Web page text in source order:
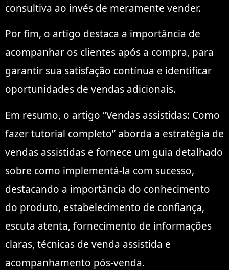
consultiva ao invés de meramente vender.
Por fim, o artigo destaca a importância de
acompanhar os clientes após a compra, para
garantir sua satisfação contínua e identificar
oportunidades de vendas adicionais.
Em resumo, o artigo “Vendas assistidas: Como
fazer tutorial completo” aborda a estratégia de
vendas assistidas e fornece um guia detalhado
sobre como implementá-la com sucesso,
destacando a importância do conhecimento
do produto, estabelecimento de confiança,
escuta atenta, fornecimento de informações
claras, técnicas de venda assistida e
acompanhamento pós-venda.